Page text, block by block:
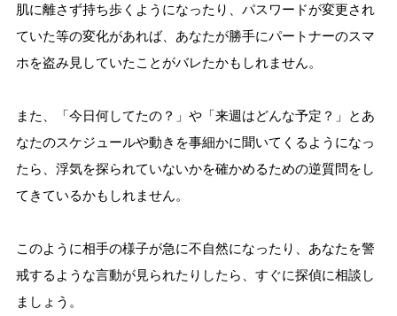
肌に離さず持ち歩くようになったり、パスワードが変更され
ていた等の変化があれば、あなたが勝手にパートナーのスマ
ホを盗み見していたことがバレたかもしれません。
また、「今日何してたの？」や「来週はどんな予定？」とあ
なたのスケジュールや動きを事細かに聞いてくるようになっ
たら、浮気を探られていないかを確かめるための逆質問をし
てきているかもしれません。
このように相手の様子が急に不自然になったり、あなたを警
戒するような言動が見られたりしたら、すぐに探偵に相談し
ましょう。